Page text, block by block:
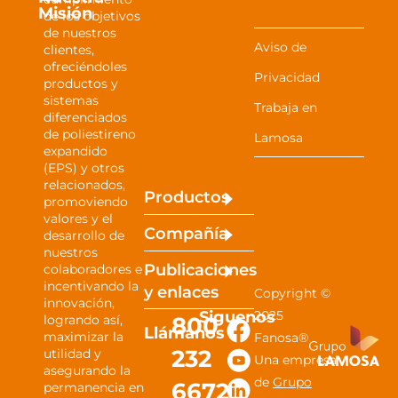
Misión
de los objetivos
de nuestros
clientes,
ofreciéndoles
productos y
sistemas
diferenciados
de poliestireno
expandido
(EPS) y otros
relacionados,
promoviendo
valores y el
desarrollo de
nuestros
colaboradores e
incentivando la
innovación,
logrando así,
maximizar la
utilidad y
asegurando la
permanencia en
Productos
Compañía
Publicaciones
yenlaces
Llámanos
800
232
6672
Siguenos
Copyright ©
2025
Fanosa®
Una empresa
de Grupo
Aviso de
Privacidad
Trabaja en
Lamosa